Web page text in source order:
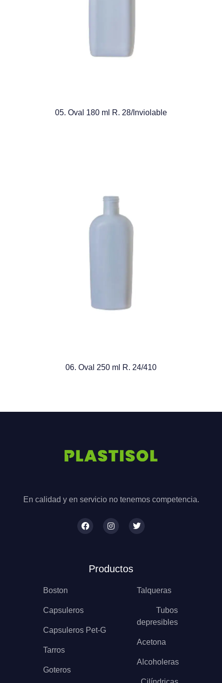
05. Oval 180 ml R. 28/Inviolable
06. Oval 250 ml R. 24/410
En calidad y en servicio no tenemos competencia.
Productos
Boston
Capsuleros
Capsuleros Pet-G
Tarros
Goteros
Talqueras
Tubos
depresibles
Acetona
Alcoholeras